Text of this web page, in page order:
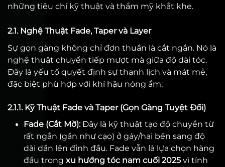
những tiêu chí kỹ thuật và thẩm mỹ khắt khe.
2.1. Nghệ Thuật Fade, Taper và Layer
Sự gọn gàng không chỉ đơn thuần là cắt ngắn. Nó là
nghệ thuật chuyển tiếp mượt mà giữa độ dài tóc.
Đây là yếu tố quyết định sự thanh lịch và mát mẻ,
đặc biệt phù hợp với khí hậu nóng ẩm:
2.1.1. Kỹ Thuật Fade và Taper (Gọn Gàng Tuyệt Đối)
Fade (Cắt Mờ):Đây là kỹ thuật tạo độ chuyển từ
rất ngắn (gần như cạo) ở gáy/hai bên sang độ
dài dần lên đỉnh đầu. Fade vẫn là lựa chọn hàng
đầu trong xu hướng tóc nam cuối 2025 vì tính